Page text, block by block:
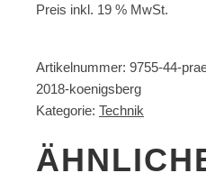
Preis inkl. 19 % MwSt.
Artikelnummer: 9755-44-
2018-koenigsberg
Kategorie: Technik